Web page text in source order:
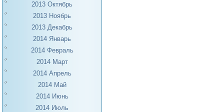
2013 Октябрь
2013 Ноябрь
2013 Декабрь
2014 Январь
2014 Февраль
2014 Март
2014 Апрель
2014 Май
2014 Июнь
2014 Июль